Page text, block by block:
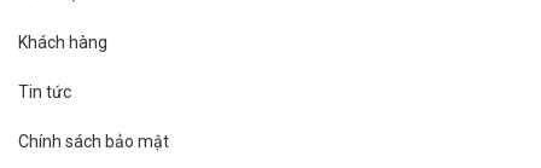
Khách hàng
Tin tức
Chính sách bảo mật